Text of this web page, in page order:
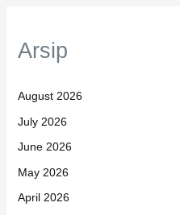
Arsip
August 2026
July 2026
June 2026
May 2026
April 2026